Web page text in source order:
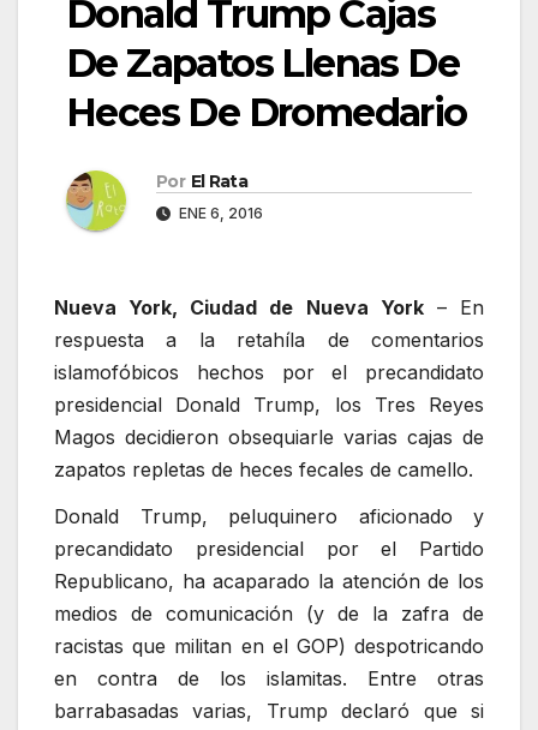
Donald Trump Cajas
De Zapatos Llenas De
Heces De Dromedario
Por El Rata
ENE 6, 2016
Nueva York, Ciudad de Nueva York– En
respuesta a la retahíla de comentarios
islamofóbicos hechos por el precandidato
presidencial Donald Trump, los Tres Reyes
Magos decidieron obsequiarle varias cajas de
zapatos repletas de heces fecales de camello.
Donald Trump, peluquinero aficionado y
precandidato presidencial por el Partido
Republicano, ha acaparado la atención de los
medios de comunicación (y de la zafra de
racistas que militan en el GOP) despotricando
en contra de los islamitas. Entre otras
barrabasadas varias, Trump declaró que si